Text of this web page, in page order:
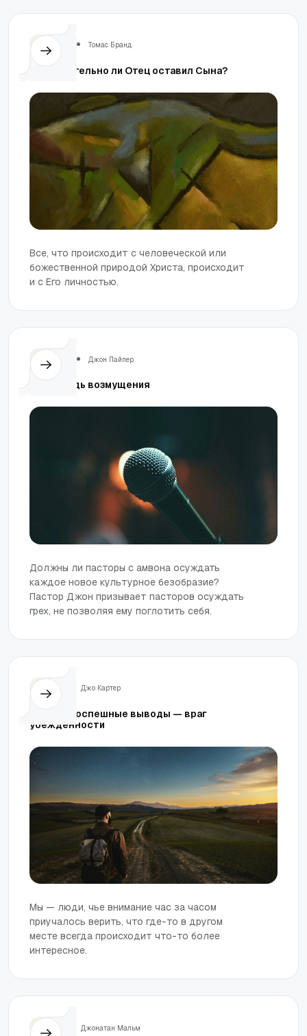
Томас Бранд
Действительно ли Отец оставил Сына?
Все, что происходит с человеческой или
божественной природой Христа, происходит
и с Его личностью.
Джон Пайпер
Проповедь возмущения
Должны ли пасторы с амвона осуждать
каждое новое культурное безобразие?
Пастор Джон призывает пасторов осуждать
грех, не позволяя ему поглотить себя.
Джо Картер
Почему поспешные выводы — враг
убежденности
Мы — люди, чье внимание час за часом
приучалось верить, что где-то в другом
месте всегда происходит что-то более
интересное.
Джонатан Мальм